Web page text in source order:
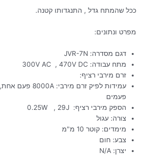
ככל שהמתח גדל , התנגדותו קטנה.
מפרט ונתונים:
דגם מסדרה: JVR-7N
מתח עבודה: 300V AC , 470V DC
זרם מירבי רציף:
פעמים
הספק מירבי רציף: 0.25W , 29J
צורה: עגול
מימדים: קוטר 10 מ"מ
צבע: חום
יצרן: N/A